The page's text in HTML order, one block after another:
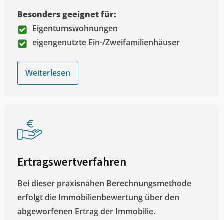
Besonders geeignet für:
Eigentumswohnungen
eigengenutzte Ein-/Zweifamilienhäuser
Weiterlesen
Ertragswertverfahren
Bei dieser praxisnahen Berechnungsmethode
erfolgt die Immobilienbewertung über den
abgeworfenen Ertrag der Immobilie.